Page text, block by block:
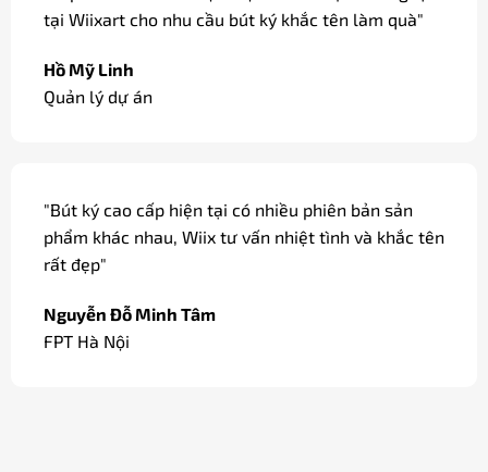
tại Wiixart cho nhu cầu bút ký khắc tên làm quà"
Hồ Mỹ Linh
Quản lý dự án
"Bút ký cao cấp hiện tại có nhiều phiên bản sản
phẩm khác nhau, Wiix tư vấn nhiệt tình và khắc tên
rất đẹp"
Nguyễn Đỗ Minh Tâm
FPT Hà Nội